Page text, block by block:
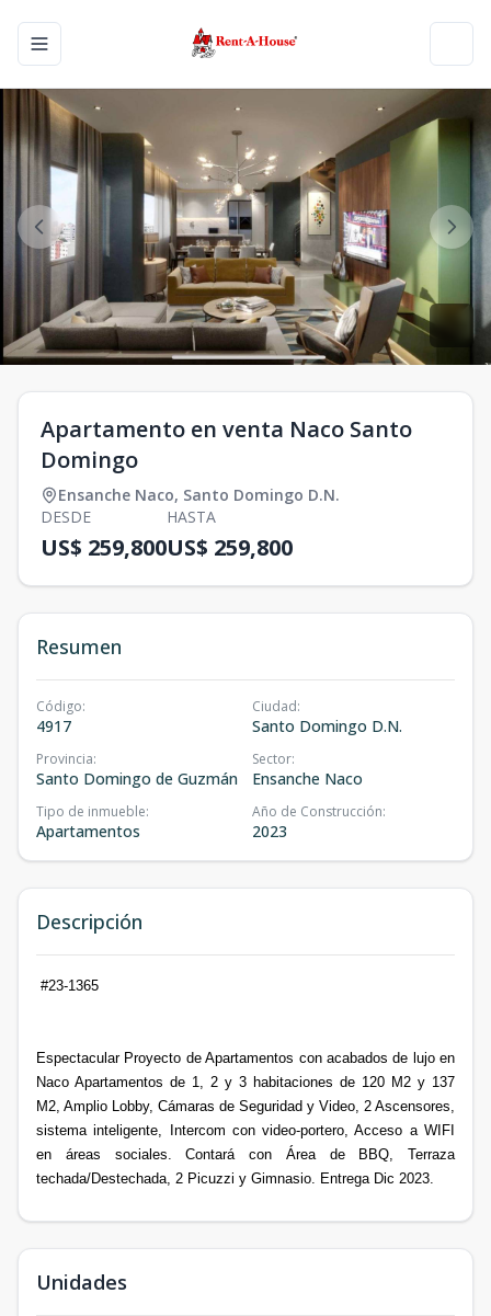
Toggle navigation menu
Apartamento en venta Naco Santo
Domingo
Ensanche Naco, Santo Domingo D.N.
DESDE
US$ 259,800
HASTA
US$ 259,800
Resumen
Código:
4917
Ciudad:
Santo Domingo D.N.
Provincia:
Santo Domingo de Guzmán
Sector:
Ensanche Naco
Tipo de inmueble:
Apartamentos
Año de Construcción:
2023
Descripción
#23-1365
Espectacular Proyecto de Apartamentos con acabados de lujo en
Naco Apartamentos de 1, 2 y 3 habitaciones de 120 M2 y 137
M2, Amplio Lobby, Cámaras de Seguridad y Video, 2 Ascensores,
sistema inteligente, Intercom con video-portero, Acceso a WIFI
en áreas sociales. Contará con Área de BBQ, Terraza
techada/Destechada, 2 Picuzzi y Gimnasio. Entrega Dic 2023.
Unidades